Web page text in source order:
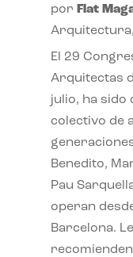
por Flat
Arquitectura,
El 29
Arquitectas
julio, ha sido
colectivo de
Benedito,
Pau
operan
Barcelona.